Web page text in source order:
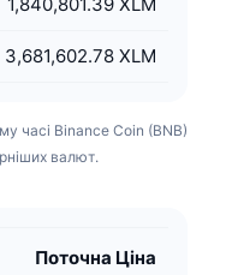
3,681,602.78 XLM
часі Binance Coin (BNB)
валют.
Поточна Ціна